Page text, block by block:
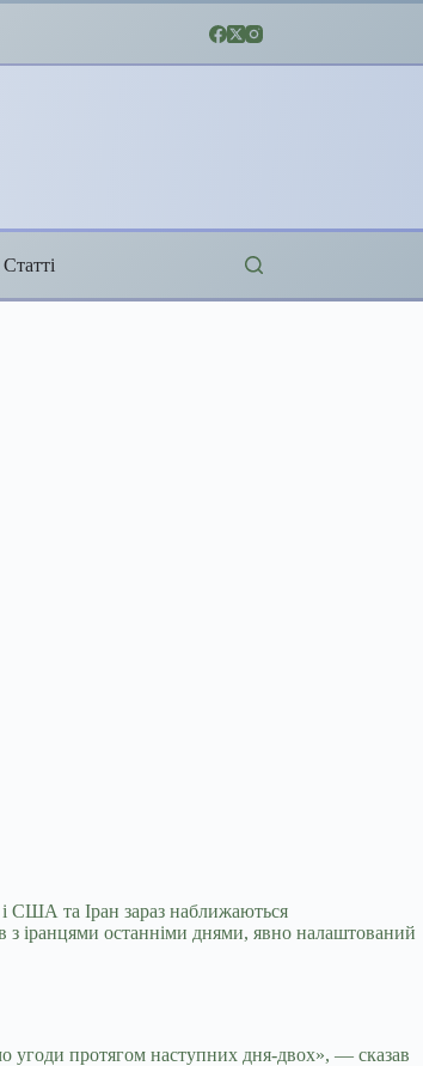
Статті
США та Іран зараз наближаються
з іранцями останніми днями, явно налаштований
угоди протягом наступних дня-двох», — сказав